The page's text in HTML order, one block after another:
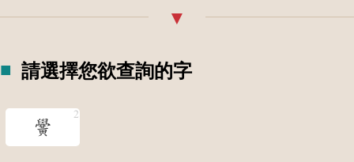
請選擇您欲查詢的字
黌